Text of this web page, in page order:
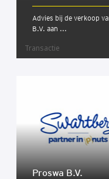
Advies bij de verkoop
B.V. aan ...
Transactie
Pros­wa B.V.